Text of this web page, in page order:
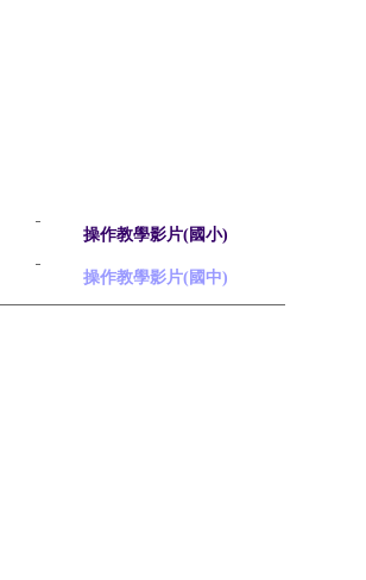
操作教學影片(國小)
操作教學影片(國中)